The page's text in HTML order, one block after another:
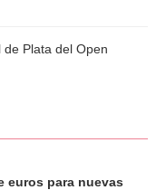
Plata del Open
euros para nuevas